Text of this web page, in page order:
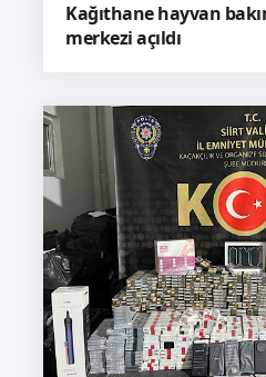
Kağıthane hayvan
merkezi açıldı